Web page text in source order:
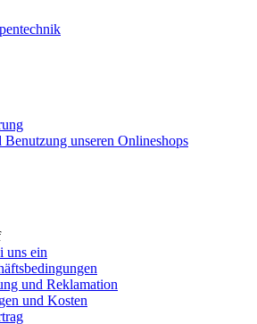
unseren Onlineshops
uns ein
und Reklamation
und Kosten